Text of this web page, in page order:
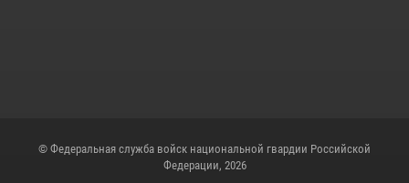
© Федеральная служба войск национальной гвардии Российской
Федерации, 2026